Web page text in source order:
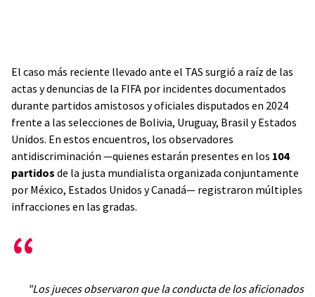
El caso más reciente llevado ante el TAS surgió a raíz de las
actas y denuncias de la FIFA por incidentes documentados
durante partidos amistosos y oficiales disputados en 2024
frente a las selecciones de Bolivia, Uruguay, Brasil y Estados
Unidos. En estos encuentros, los observadores
antidiscriminación —quienes estarán presentes en los 104
partidos de la justa mundialista organizada conjuntamente
por México, Estados Unidos y Canadá— registraron múltiples
infracciones en las gradas.
"Los jueces observaron que la conducta de los aficionados